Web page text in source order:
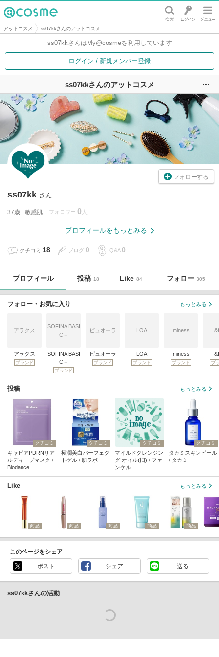
@cosme
アットコスメ ss07kkさんのアットコスメ
ss07kkさんは My@cosmeを利用しています
ログイン / 新規メンバー登録
ss07kkさんのアットコスメ
フォローする
ss07kk さん
37歳 敏感肌 フォロワー 0
プロフィールをもっとみる
クチコミ 18 ブログ 0 Q&A 0
プロフィール 投稿 18 Like 84 フォロー 305
フォロー・お気に入り もっとみる
アラクス
アラクス
ブランド
SOFINA BASI
C＋
SOFINA BASI
C＋
ブランド
ピュオーラ
ピュオーラ
ブランド
LOA
LOA
ブランド
miness
miness
ブランド ブ
投稿 もっとみる
クチコミ
キャビアPDRNリア
ルディープマスク /
Biodance
クチコミ
極潤美白パーフェク
トゲル / 肌ラボ
クチコミ
マイルドクレンジン
グ オイル(旧) / ファ
ンケル
クチコミ
タカミスキンピール
/ タカミ
Like もっとみる
商品 商品 商品 商品 商品
このページをシェア
ポスト シェア 送る
ss07kkさんの活動